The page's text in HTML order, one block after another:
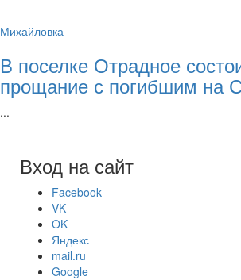
Михайловка
В поселке Отрадное
прощание с погибшим на
...
Вход на сайт
Facebook
VK
OK
Яндекс
mail.ru
Google